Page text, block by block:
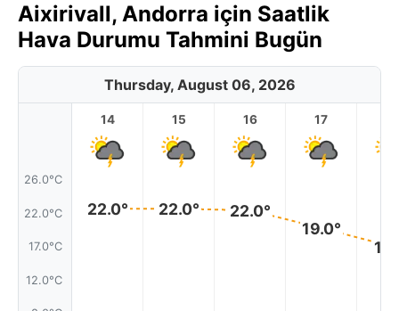
Aixirivall, Andorra için Saatlik
Hava Durumu Tahmini Bugün
Thursday, August 06, 2026
26.0°C
22.0°C
17.0°C
12.0°C
14
22.0°
15
22.0°
16
22.0°
17
19.0°